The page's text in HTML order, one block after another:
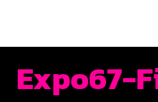
Expo67-